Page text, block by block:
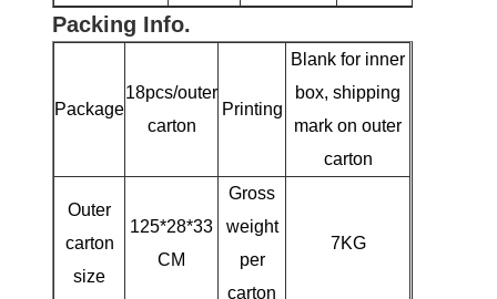
Packing Info.
Package
18pcs/outer
carton
Printing
Blank for inner
box, shipping
mark on outer
carton
Outer
carton
size
125*28*33
CM
Gross
weight
per
carton
7KG